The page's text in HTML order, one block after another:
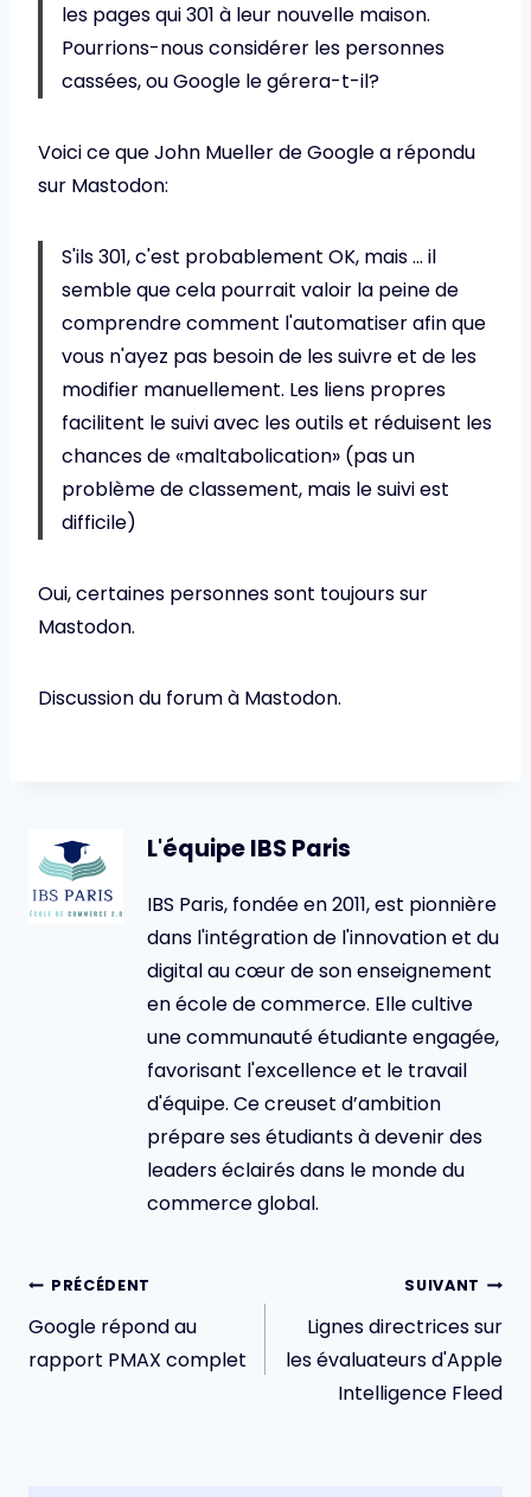
les pages qui 301 à leur nouvelle maison.
Pourrions-nous considérer les personnes
cassées, ou Google le gérera-t-il?
Voici ce que John Mueller de Google a répondu
sur Mastodon:
S'ils 301, c'est probablement OK, mais … il
semble que cela pourrait valoir la peine de
comprendre comment l'automatiser afin que
vous n'ayez pas besoin de les suivre et de les
modifier manuellement. Les liens propres
facilitent le suivi avec les outils et réduisent les
chances de «maltabolication» (pas un
problème de classement, mais le suivi est
difficile)
Oui, certaines personnes sont toujours sur
Mastodon.
Discussion du forum à Mastodon.
L'équipe IBS Paris
IBS Paris, fondée en 2011, est pionnière
dans l'intégration de l'innovation et du
digital au cœur de son enseignement
en école de commerce. Elle cultive
une communauté étudiante engagée,
favorisant l'excellence et le travail
d'équipe. Ce creuset d’ambition
prépare ses étudiants à devenir des
leaders éclairés dans le monde du
commerce global.
Navigation
de
l’article
PRÉCÉDENT
Google répond au
rapport PMAX complet
SUIVANT
Lignes directrices sur
les évaluateurs d'Apple
Intelligence Fleed